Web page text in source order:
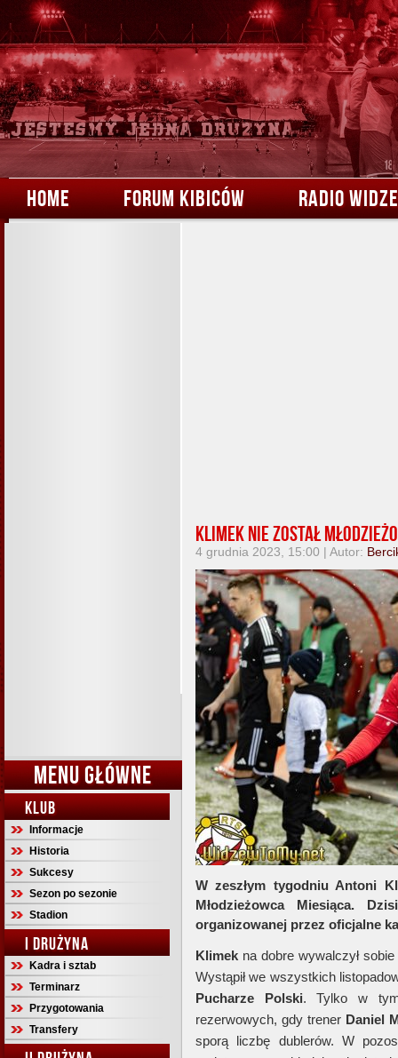
HOME FORUM KIBICÓW RADIO
MENU GŁÓWNE
KLUB
Informacje
Historia
Sukcesy
Sezon po sezonie
Stadion
I DRUŻYNA
Kadra i sztab
Terminarz
Przygotowania
Transfery
Klimek nie został
4 grudnia 2023, 15:00 | Autor:
W zeszłym tygodniu Antoni
Młodzieżowca Miesiąca.
organizowanej przez oficjalne
Klimek na dobre wywalczył
Wystąpił we wszystkich
Pucharze Polski. Tylko w
rezerwowych, gdy trener Daniel
sporą liczbę dublerów. W